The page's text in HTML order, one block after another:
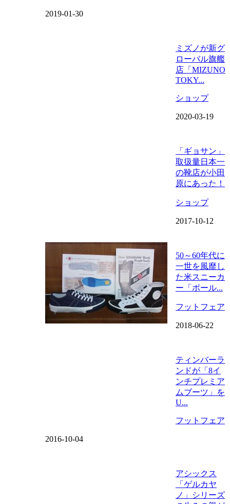
2019-01-30
ミズノが新グ
ローバル旗艦
店「MIZUNO
TOKY...
ショップ
2020-03-19
「ギョサン」
取扱量日本一
の靴店が小田
原にあった！
ショップ
2017-10-12
50～60年代に
一世を風靡し
た米スニーカ
ー「ボール...
フットフェア
2018-06-22
ティンバーラ
ンドが「8イ
ンチプレミア
ムブーツ」を
U...
フットフェア
2016-10-04
アシックス
「ゲルカヤ
ノ」シリーズ